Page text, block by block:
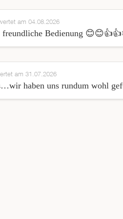
am 04.08.2026
freundliche Bedienung
am 31.07.2026
haben uns rundum wohl